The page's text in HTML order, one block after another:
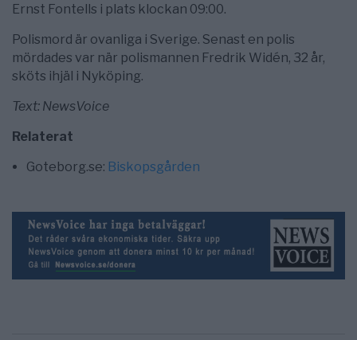
Ernst Fontells i plats klockan 09:00.
Polismord är ovanliga i Sverige. Senast en polis
mördades var när polismannen Fredrik Widén, 32 år,
sköts ihjäl i Nyköping.
Text: NewsVoice
Relaterat
Goteborg.se: Biskopsgården